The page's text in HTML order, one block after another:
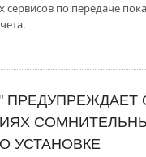
сервисов по передаче
ПРЕДУПРЕЖДАЕТ
УСТАНОВКЕ